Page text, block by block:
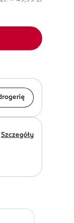
Szczegóły